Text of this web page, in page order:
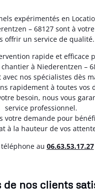
expérimentés en
– 68127 sont à
offrir un service de qualité.
rapide et efficace
à Niederentzen –
avec nos spécialistes dès
rapidement à toutes vos
besoin, nous vous
service professionnel.
votre demande pour
à la hauteur de vos
téléphone au 06.63.53.17.27
de nos clients